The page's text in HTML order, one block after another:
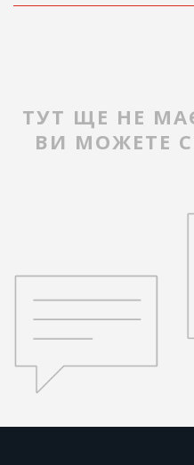
ТУТ ЩЕ НЕ
ВИ МОЖЕТЕ